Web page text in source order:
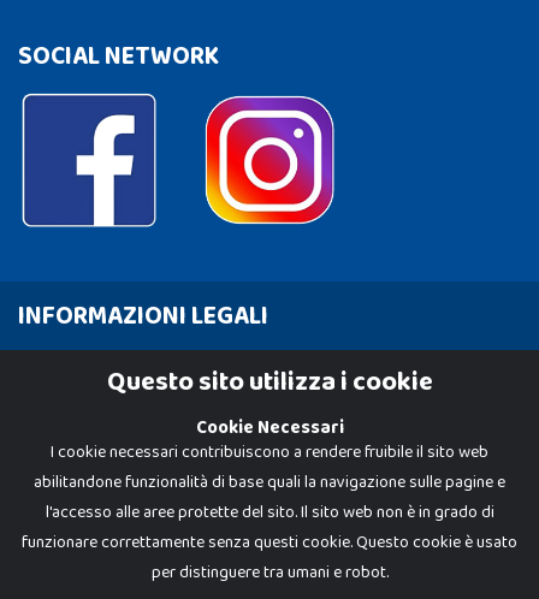
SOCIAL NETWORK
INFORMAZIONI LEGALI
Cookie PolicyQuesto sito utilizza i cookie
Cookie Necessari
I cookie necessari contribuiscono a rendere fruibile il sito web
abilitandone funzionalità di base quali la navigazione sulle pagine e
l'accesso alle aree protette del sito. Il sito web non è in grado di
funzionare correttamente senza questi cookie. Questo cookie è usato
per distinguere tra umani e robot.